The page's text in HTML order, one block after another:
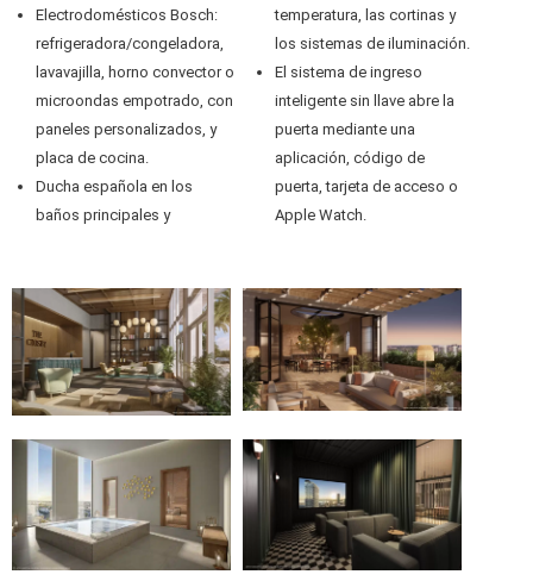
Electrodomésticos Bosch:
refrigeradora/congeladora,
lavavajilla, horno convector o
microondas empotrado, con
paneles personalizados, y
placa de cocina.
Ducha española en los
baños principales y
temperatura, las cortinas y
los sistemas de iluminación.
El sistema de ingreso
inteligente sin llave abre la
puerta mediante una
aplicación, código de
puerta, tarjeta de acceso o
Apple Watch.